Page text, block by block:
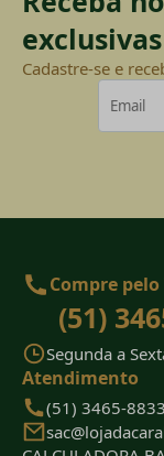
exclusivas
Cadastre-se e
Compre
(51)
Segunda a
Atendimento
(51) 3465-8833